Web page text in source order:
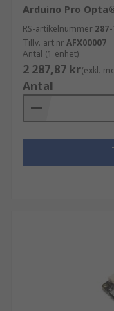
Arduino Pro
RS-artikelnummer
Tillv. art.nrAFX00007
Antal (1 enhet)
2 287,87 kr(exkl.
Antal